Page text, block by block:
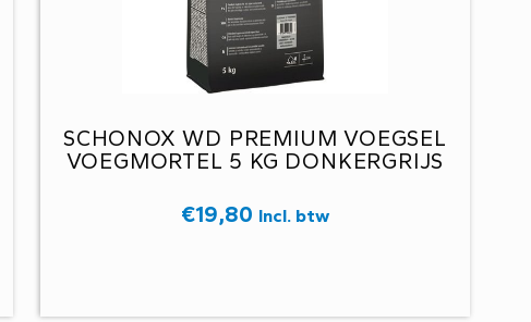
SCHONOX WD PREMIUM VOEGSEL
VOEGMORTEL 5 KG DONKERGRIJS
€19,80 Incl. btw